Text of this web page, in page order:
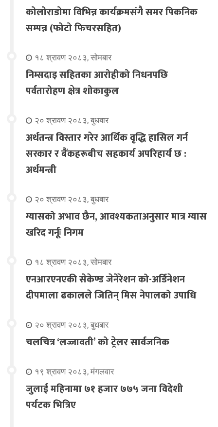
कोलोराडोमा विभिन्न कार्यक्रमसंगै समर पिकनिक
सम्पन्न (फोटो फिचरसहित)
१८ श्रावण २०८३, सोमबार
निम्सदाइ सहितका आरोहीको निधनपछि
पर्वतारोहण क्षेत्र शोकाकुल
२० श्रावण २०८३, बुधबार
अर्थतन्त्र विस्तार गरेर आर्थिक वृद्धि हासिल गर्न
सरकार र बैंकहरूबीच सहकार्य अपरिहार्य छ :
अर्थमन्त्री
२० श्रावण २०८३, बुधबार
ग्यासको अभाव छैन, आवश्यकताअनुसार मात्र ग्यास
खरिद गर्नूः निगम
१८ श्रावण २०८३, सोमबार
एनआरएनएकी सेकेण्ड जेनेरेशन को-अर्डिनेशन
दीपमाला ढकालले जितिन् मिस नेपालको उपाधि
२० श्रावण २०८३, बुधबार
चलचित्र ‘लज्जावती’ को ट्रेलर सार्वजनिक
१९ श्रावण २०८३, मंगलवार
जुलाई महिनामा ७१ हजार ७७५ जना विदेशी
पर्यटक भित्रिए